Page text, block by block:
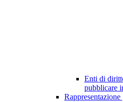
Enti di
pubblicare
Rappresentazione